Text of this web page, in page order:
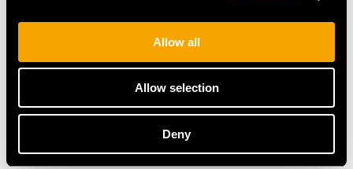
Allow all
Allow selection
Deny
Überzeugen Sie sich selbst und erfahren Sie mehr